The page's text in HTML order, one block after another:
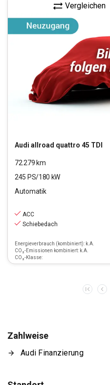
Audi allroad quattro 45 TDI
Vergleichen
72.279 km
245 PS/180 kW
Automatik
ACC
Schiebedach
Energieverbrauch (kombiniert): k.A.
CO₂-Emissionen kombiniert: k.A.
CO₂-Klasse:
Zahlweise
Audi Finanzierung